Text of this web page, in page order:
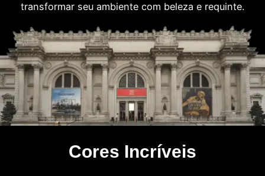
transformar seu ambiente com beleza e requinte.
Cores Incríveis